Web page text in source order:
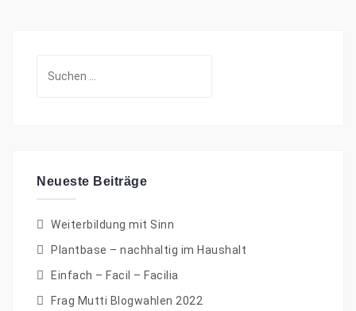
Neueste Beiträge
Weiterbildung mit Sinn
Plantbase – nachhaltig im Haushalt
Einfach – Facil – Facilia
Frag Mutti Blogwahlen 2022